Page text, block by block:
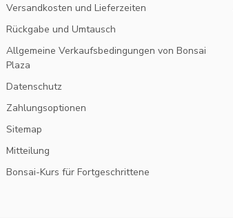
Versandkosten und Lieferzeiten
Rückgabe und Umtausch
Allgemeine Verkaufsbedingungen von Bonsai
Plaza
Datenschutz
Zahlungsoptionen
Sitemap
Mitteilung
Bonsai-Kurs für Fortgeschrittene